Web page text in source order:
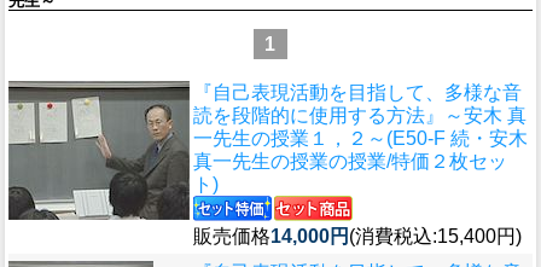
1
『自己表現活動を目指して、多様な音
読を段階的に使用する方法』～安木 真
一先生の授業１，２～(E50-F 続・安木
真一先生の授業の授業/特価２枚セッ
ト)
販売価格14,000円 (消費税込:15,400円)